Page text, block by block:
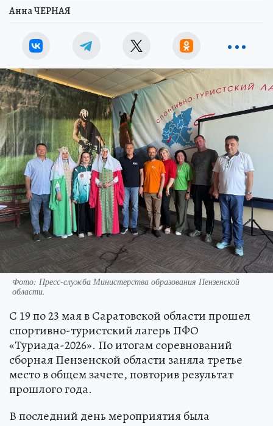
Анна ЧЕРНАЯ
Фото: Пресс-служба Министерства образования Пензенской
области.
С 19 по 23 мая в Саратовской области прошел
спортивно-туристский лагерь ПФО
«Туриада-2026». По итогам соревнований
сборная Пензенской области заняла третье
место в общем зачете, повторив результат
прошлого года.
В последний день мероприятия была